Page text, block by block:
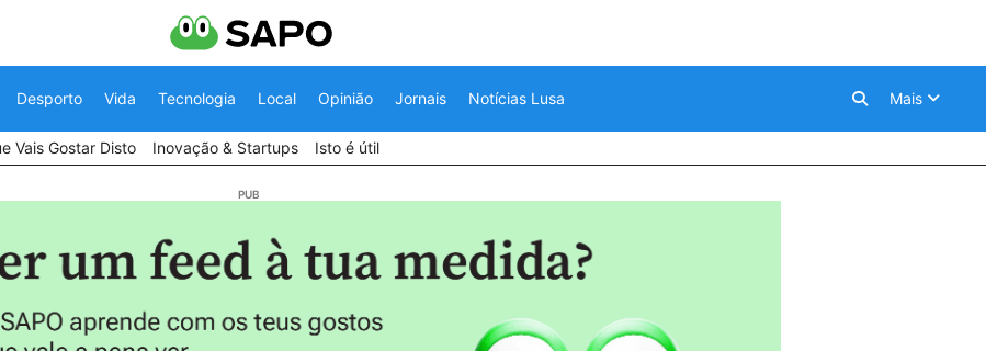
Desporto Vida Tecnologia Local Opinião Jornais Notícias Lusa Mais
Vais Gostar Disto Inovação & Startups Isto é útil